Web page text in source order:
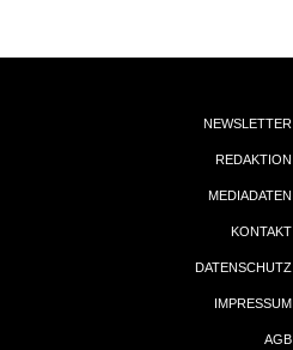
NEWSLETTER
REDAKTION
MEDIADATEN
KONTAKT
DATENSCHUTZ
IMPRESSUM
AGB